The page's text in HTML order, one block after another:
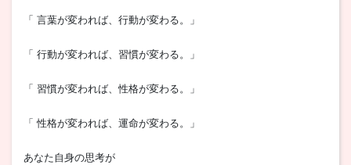
「 言葉が変われば、行動が変わる。」
「 行動が変われば、習慣が変わる。」
「 習慣が変われば、性格が変わる。」
「 性格が変われば、運命が変わる。」
あなた自身の思考が